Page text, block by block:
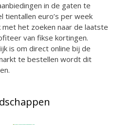
in de gaten te
tientallen euro’s per week
het zoeken naar de laatste
van fikse kortingen.
is om direct online bij de
te bestellen wordt dit